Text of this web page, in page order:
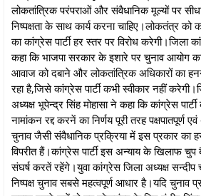
लोकतांत्रिक परंपराओं और संवैधानिक मूल्यों पर
निष्पक्षता के साथ कार्य करना चाहिए।लोकतंत्र को
का कांग्रेस पार्टी हर स्तर पर विरोध करेगी।जिला
कहा कि भाजपा सरकार के इशारे पर चुनाव आयोग
आवाज को दबाने और लोकतांत्रिक अधिकारों का
रहा है,जिसे कांग्रेस पार्टी कभी स्वीकार नहीं
अध्यक्ष भूपेन्द्र सिंह मोहासा ने कहा कि कांग्रेस
नामांकन रद्द करनें का निर्णय पूरी तरह पक्षपातपूर्ण
चुनाव जैसी संवैधानिक प्रक्रिया में इस प्रकार का
विपरीत हैं।कांग्रेस पार्टी इस अन्याय के खिलाफ चुप
संघर्ष करतें रहेंगे।युवा कांग्रेस जिला अध्यक्ष
निष्पक्ष चुनाव सबसे महत्वपूर्ण आधार है।यदि चुनाव